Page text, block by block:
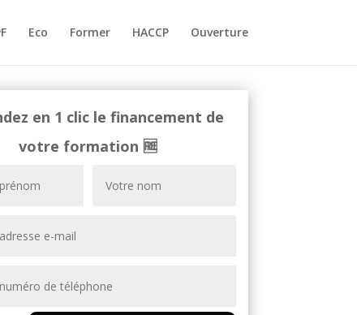
Eco Former HACCP Ouverture
en 1 clic le financement de
votre formation 🆓